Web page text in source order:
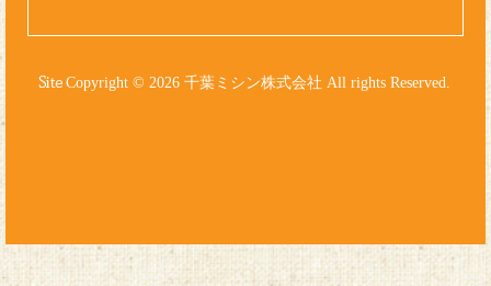
Copyright © 2026 千葉ミシン株式会社 All rights Reserved.